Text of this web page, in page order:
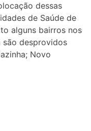
dessas
de Saúde de
alguns bairros nos
são desprovidos
Novo